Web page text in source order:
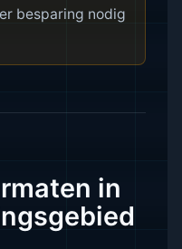
besparing nodig
in